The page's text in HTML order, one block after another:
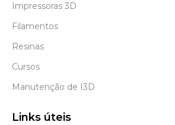
Impressoras 3D
Filamentos
Resinas
Cursos
Manutenção de I3D
Links úteis